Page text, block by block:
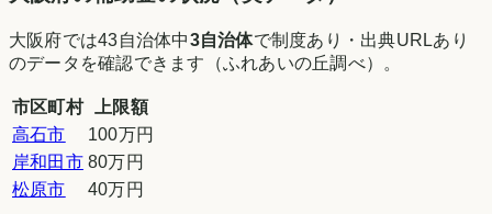
大阪府では43自治体中3自治体で制度あり・出典URLあり
のデータを確認できます（ふれあいの丘調べ）。
市区町村
上限額
高石市
100万円
岸和田市 80万円
松原市
40万円